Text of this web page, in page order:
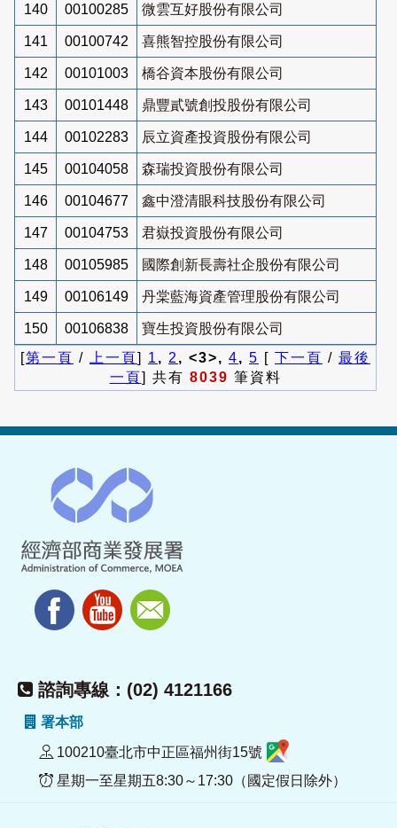
140 00100285 微雲互好股份有限公司
141 00100742 喜熊智控股份有限公司
142 00101003 橋谷資本股份有限公司
143 00101448 鼎豐貳號創投股份有限公司
144 00102283 辰立資產投資股份有限公司
145 00104058 森瑞投資股份有限公司
146 00104677 鑫中澄清眼科技股份有限公司
147 00104753 君嶽投資股份有限公司
148 00105985 國際創新長壽社企股份有限公司
149 00106149 丹棠藍海資產管理股份有限公司
150 00106838
寶生投資股份有限公司
[第一頁 / 上一頁] 1 , 2 , <3>, 4, 5 [ 下一頁 / 最後
一頁] 共有 8039 筆資料
諮詢專線：(02) 4121166
署本部
100210臺北市中正區福州街15號
星期一至星期五8:30～17:30（國定假日除外）